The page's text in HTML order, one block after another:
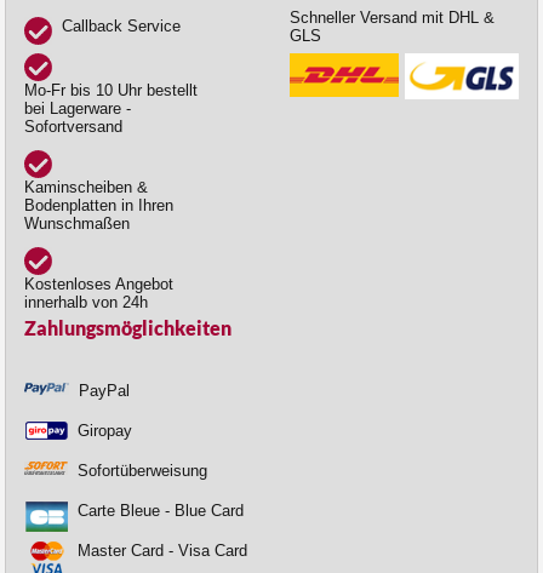
Callback Service
Mo-Fr bis 10 Uhr bestellt
bei Lagerware -
Sofortversand
Kaminscheiben &
Bodenplatten in Ihren
Wunschmaßen
Kostenloses Angebot
innerhalb von 24h
Schneller Versand mit DHL &
GLS
Zahlungsmöglichkeiten
PayPal
Giropay
Sofortüberweisung
Carte Bleue - Blue Card
Master Card - Visa Card